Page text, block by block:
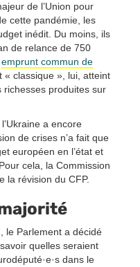
de l’Union pour
cette pandémie, les
inédit. Du moins, ils
de relance de 750
emprunt commun de
« classique », lui, atteint
richesses produites sur
a encore
de crises n’a fait que
européen en l’état et
cela, la Commission
la révision du CFP.
le Parlement a décidé
quelles seraient
dans le